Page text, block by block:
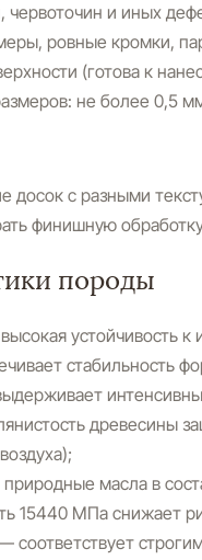
червоточин и иных
ровные кромки,
(готова к
не более 0,5
досок с разными
финишную
породы
устойчивость
стабильность
древесины
природные масла в
15440 МПа снижает
соответствует